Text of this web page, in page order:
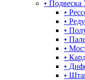
• Подвеска
•
•
•
•
•
•
•
•